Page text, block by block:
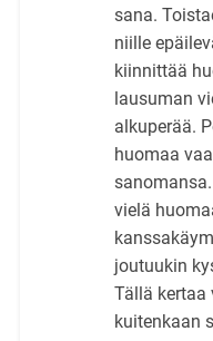
sana.
niille
kiinnittää
lausuman
alkuperää.
huomaa
vielä
joutuukin
Tällä kertaa
kuitenkaan